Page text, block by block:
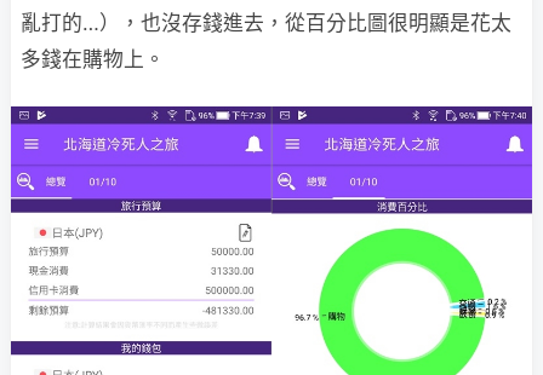
亂打的…），也沒存錢進去，從百分比圖很明顯是花太
多錢在購物上。